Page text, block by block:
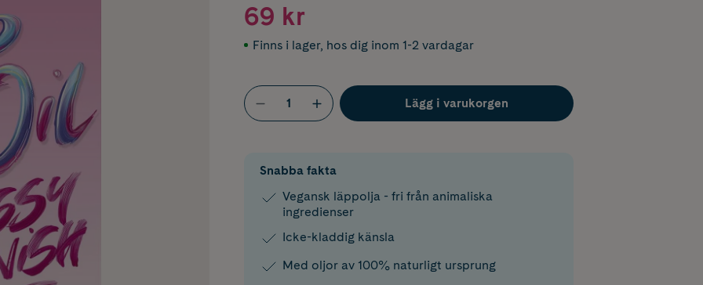
69 kr
Finns i lager, hos dig inom 1-2 vardagar
Lägg i varukorgen
Snabba fakta
Vegansk läppolja - fri från animaliska
ingredienser
Icke-kladdig känsla
Med oljor av 100% naturligt ursprung